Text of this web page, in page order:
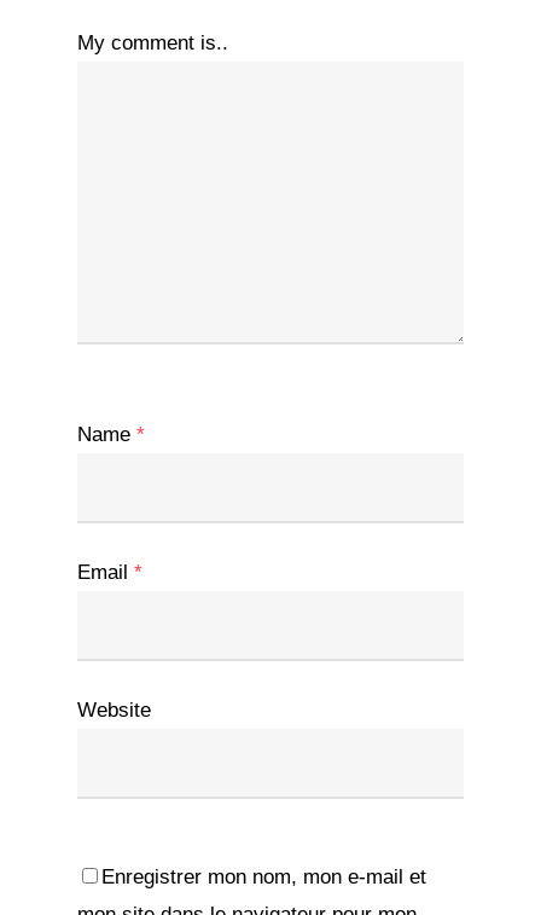
My comment is..
Name *
Email *
Website
Enregistrer mon nom, mon e-mail et